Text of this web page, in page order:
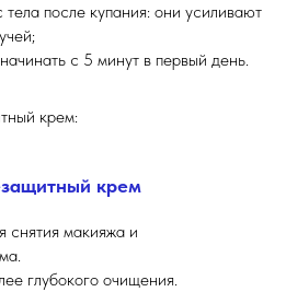
после купания: они усиливают
с 5 минут в первый день.
крем:
крем
снятия макияжа и
глубокого очищения.